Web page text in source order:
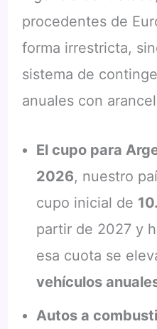
procedentes de
forma irrestricta,
sistema de
anuales con
El cupo para
2026, nuestro
cupo inicial de
partir de 2027 y
esa cuota se
vehículos
Autos a